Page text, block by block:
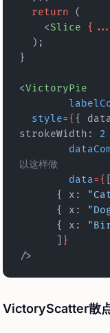
  return
(
    <
Slice
  );
}
<VictoryPie
  style
={ {
strokeWidth: 2
以这样做
	data
={
      { x:
      { x:
      { x:
}
/>
VictoryScatter散